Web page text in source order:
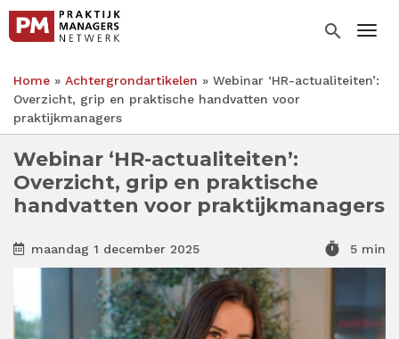
Overslaan
naar
inhoud
gaan
search
Kruimelpad
Home Achtergrondartikelen
Webinar ‘HR-actualiteiten’:
Overzicht, grip en praktische handvatten voor
praktijkmanagers
Webinar ‘HR-actualiteiten’:
Overzicht, grip en praktische
handvatten voor praktijkmanagers
maandag 1 december 2025 timer 5 min